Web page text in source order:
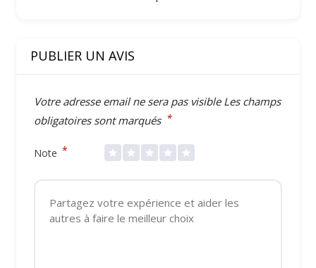
PUBLIER UN AVIS
Votre adresse email ne sera pas visibleLes champs
obligatoires sont marqués *
Note *